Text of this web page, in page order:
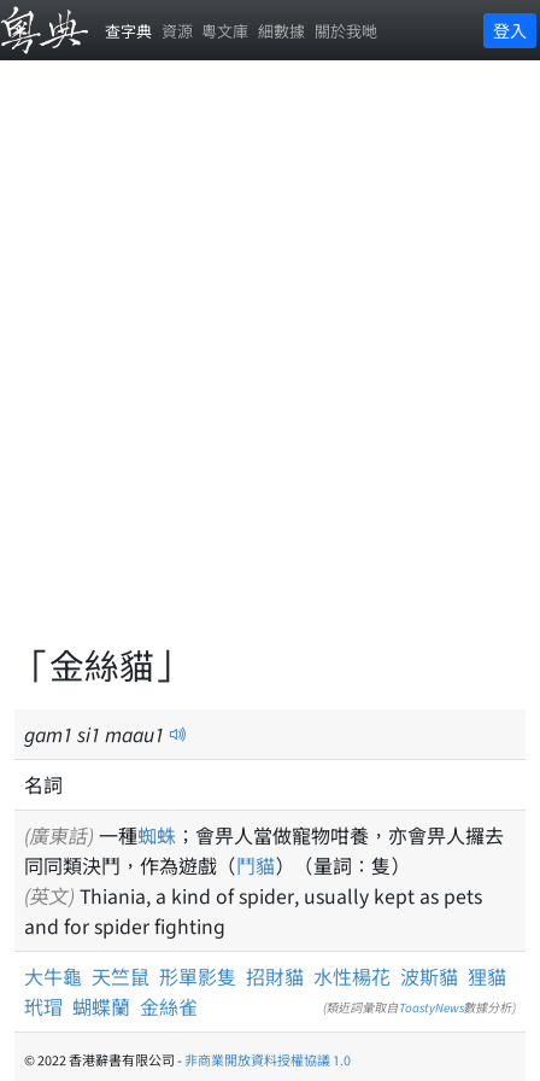
查字典 資源 粵文庫 細數據 關於我哋 登入
「金絲貓」
gam1 si1 maau1
名詞
(廣東話) 一種蜘蛛 ；會畀人當做寵物咁養，亦會畀人攞去
同同類決鬥，作為遊戲（鬥貓）（量詞：隻）
(英文) Thiania, a kind of spider, usually kept as pets
and for spider fighting
大牛龜 天竺鼠 形單影隻 招財貓 水性楊花 波斯貓 狸貓
玳瑁 蝴蝶蘭 金絲雀 (類近詞彙取自ToastyNews數據分析)
© 2022 香港辭書有限公司 -非商業開放資料授權協議 1.0